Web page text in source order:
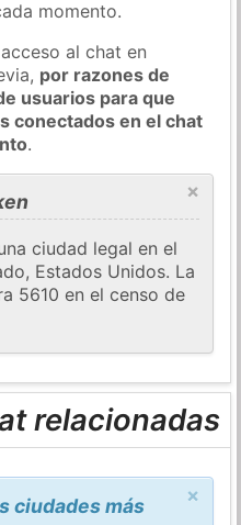
momento.
al chat en
por razones de
usuarios para que
conectados en el chat
.
×
ciudad legal en el
Estados Unidos. La
5610 en el censo de
relacionadas
×
ciudades más